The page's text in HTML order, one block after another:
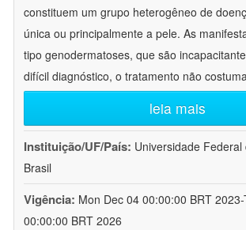
constituem um grupo heterogêneo de
única ou principalmente a pele. As
tipo genodermatoses, que são
difícil diagnóstico, o tratamento não
leia mais
Instituição/UF/País: Universidade Federal
Brasil
Vigência: Mon Dec 04 00:00:00 BRT
00:00:00 BRT 2026